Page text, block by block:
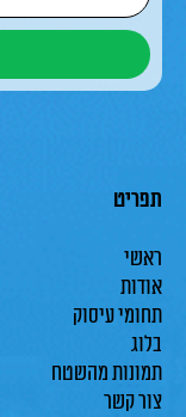
תפריט
ראשי
אודות
תחומי עיסוק
בלוג
תמונות מהשטח
צור קשר